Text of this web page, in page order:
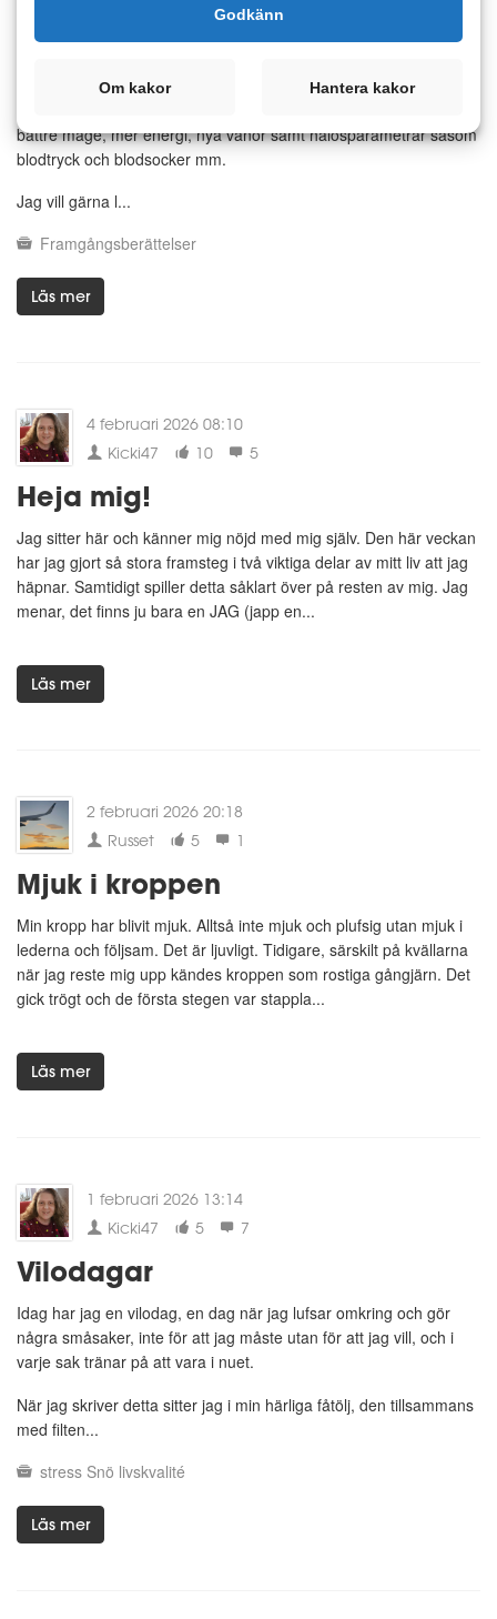
Hej Vänner!
Det är många inklusive jag själv som blir inspirerade av era
bättre mage, mer energi, nya vanor samt hälosparametrar såsom
blodtryck och blodsocker mm.
Jag vill gärna l...
Framgångsberättelser
Läs mer
4 februari 2026 08:10
Kicki47
10 5
Heja mig!
Jag sitter här och känner mig nöjd med mig själv. Den här veckan
har jag gjort så stora framsteg i två viktiga delar av mitt liv att jag
häpnar. Samtidigt spiller detta såklart över på resten av mig. Jag
menar, det finns ju bara en JAG (japp en...
Läs mer
2 februari 2026 20:18
Russet
5 1
Mjuk i kroppen
Min kropp har blivit mjuk. Alltså inte mjuk och plufsig utan mjuk i
lederna och följsam. Det är ljuvligt. Tidigare, särskilt på kvällarna
när jag reste mig upp kändes kroppen som rostiga gångjärn. Det
gick trögt och de första stegen var stappla...
Läs mer
1 februari 2026 13:14
Kicki47
5 7
Vilodagar
Idag har jag en vilodag, en dag när jag lufsar omkring och gör
några småsaker, inte för att jag måste utan för att jag vill, och i
varje sak tränar på att vara i nuet.
När jag skriver detta sitter jag i min härliga fåtölj, den tillsammans
med filten...
stress Snö livskvalité
Läs mer
Godkänn
Om kakor Hantera kakor